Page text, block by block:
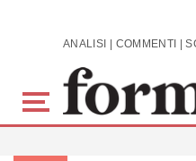
Skip to main content